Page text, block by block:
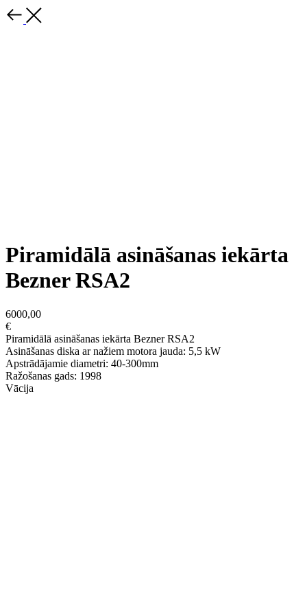
Piramidālā asināšanas iekārta
Bezner RSA2
6000,00
€
Piramidālā asināšanas iekārta Bezner RSA2
Asināšanas diska ar nažiem motora jauda: 5,5 kW
Apstrādājamie diametri: 40-300mm
Ražošanas gads: 1998
Vācija